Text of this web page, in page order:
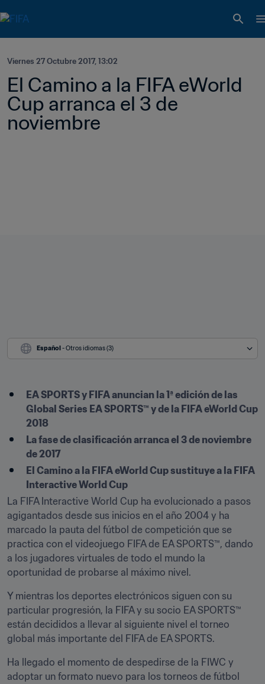
Viernes 27 Octubre 2017, 13:02
El Camino a la FIFA eWorld
Cup arranca el 3 de
noviembre
Español - Otros idiomas (3)
EA SPORTS y FIFA anuncian la 1ª edición de las
Global Series EA SPORTS™ y de la FIFA eWorld Cup
2018
La fase de clasificación arranca el 3 de noviembre
de 2017
El Camino a la FIFA eWorld Cup sustituye a la FIFA
Interactive World Cup
La FIFA Interactive World Cup ha evolucionado a pasos
agigantados desde sus inicios en el año 2004 y ha
marcado la pauta del fútbol de competición que se
practica con el videojuego FIFA de EA SPORTS™, dando
a los jugadores virtuales de todo el mundo la
oportunidad de probarse al máximo nivel.
Y mientras los deportes electrónicos siguen con su
particular progresión, la FIFA y su socio EA SPORTS™
están decididos a llevar al siguiente nivel el torneo
global más importante del FIFA de EA SPORTS.
Ha llegado el momento de despedirse de la FIWC y
adoptar un formato nuevo para los torneos de fútbol